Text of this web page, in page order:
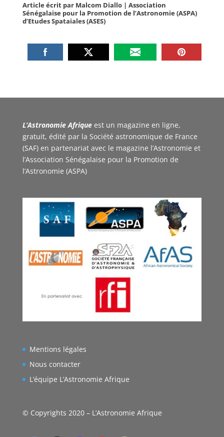
Article écrit par Malcom Diallo | Association
Sénégalaise pour la Promotion de l’Astronomie (ASPA)
d’Etudes Spataiales (ASES)
L’Astronomie Afrique est un magazine en ligne,
gratuit, édité par la Société astronomique de France
(SAF) en partenariat avec le magazine l’Astronomie et
l’Association Sénégalaise pour la Promotion de
l’Astronomie (ASPA)
Mentions légales
Nous contacter
L’équipe L’Astronomie Afrique
© Copyrights 2020 – L’Astronomie Afrique